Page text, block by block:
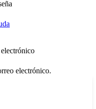
electrónico.